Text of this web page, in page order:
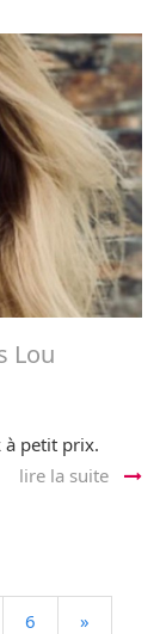
Lou
à petit prix.
lire la suite
6 »